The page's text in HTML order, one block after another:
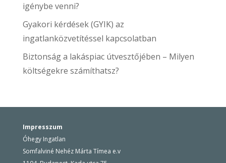
igénybe venni?
Gyakori kérdések (GYIK) az
ingatlanközvetítéssel kapcsolatban
Biztonság a lakáspiac útvesztőjében – Milyen
költségekre számíthatsz?
Impresszum
Óhegy Ingatlan
Somfalviné Nehéz Márta Tímea e.v